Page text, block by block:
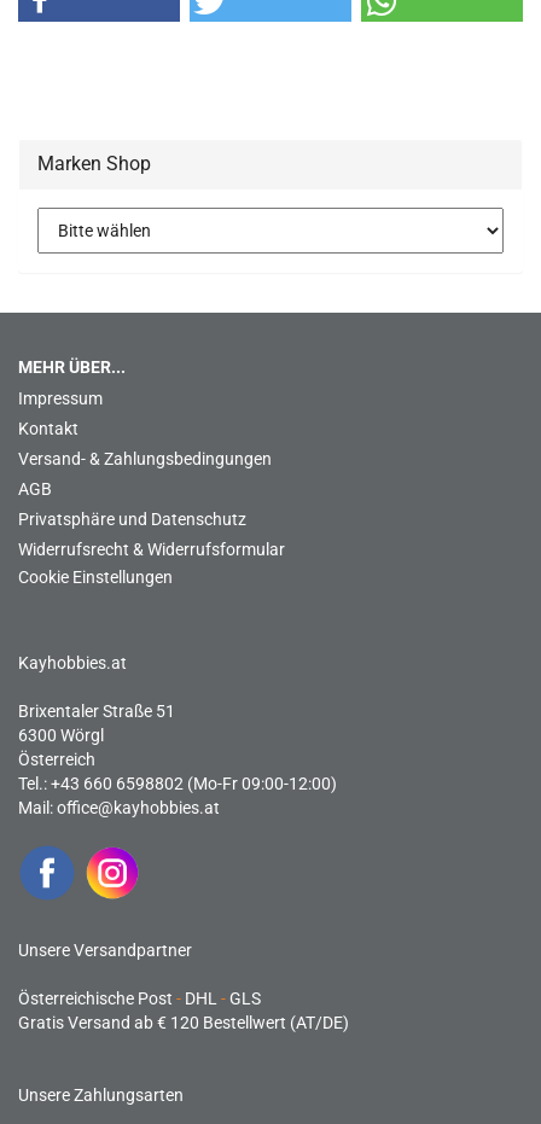
Marken Shop
MEHR ÜBER...
Impressum
Kontakt
Versand- & Zahlungsbedingungen
AGB
Privatsphäre und Datenschutz
Widerrufsrecht & Widerrufsformular
Cookie Einstellungen
Kayhobbies.at
Brixentaler Straße 51
6300 Wörgl
Österreich
Tel.: +43 660 6598802 (Mo-Fr 09:00-12:00)
Mail:office@kayhobbies.at
Unsere Versandpartner
Österreichische Post - DHL -GLS
Gratis Versand ab € 120 Bestellwert (AT/DE)
Unsere Zahlungsarten